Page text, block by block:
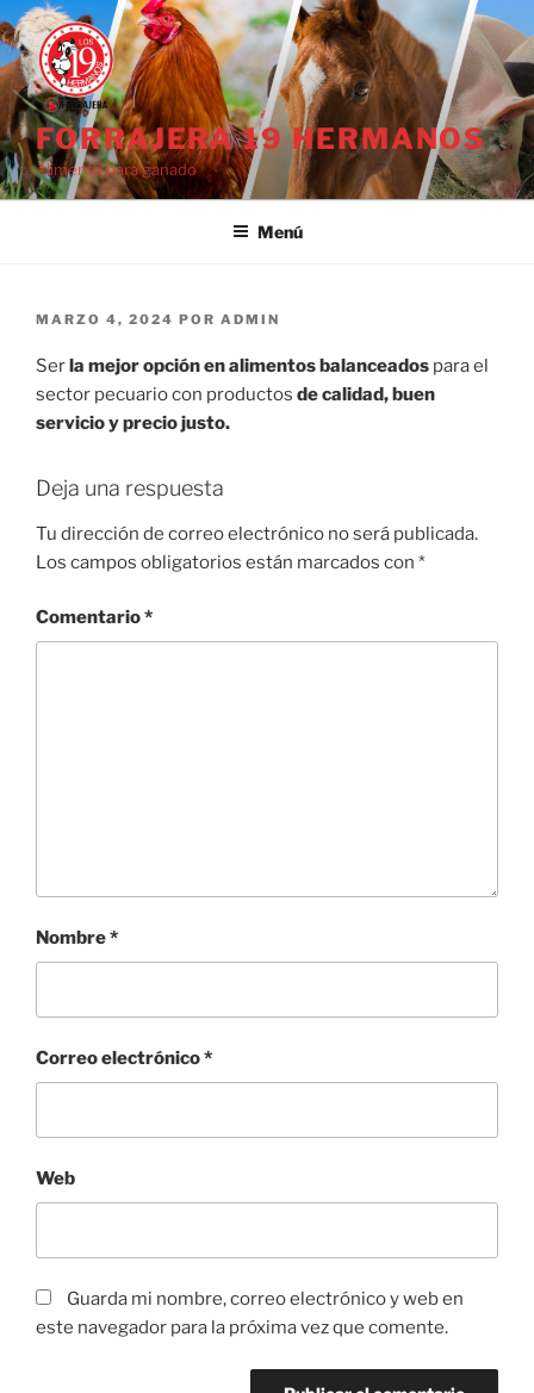
Saltar
al
contenido
FORRAJERA 19 HERMANOS
Alimento para ganado
Menú
PUBLICADO
MARZO 4, 2024 POR ADMIN
Serla mejor opción en alimentos balanceados para el
sector pecuario con productos de calidad, buen
servicio y precio justo.
Deja una respuesta
Tu dirección de correo electrónico no será publicada.
Los campos obligatorios están marcados con *
Comentario*
Nombre*
Correo electrónico*
Web
Guarda mi nombre, correo electrónico y web en
este navegador para la próxima vez que comente.